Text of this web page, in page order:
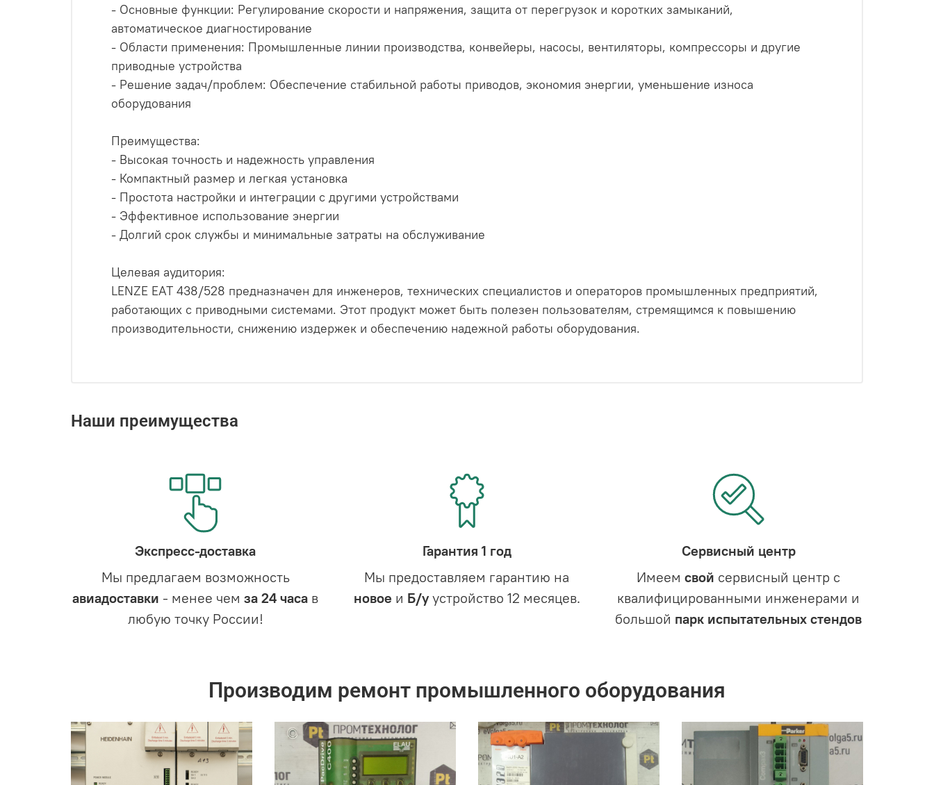
- Основные функции: Регулирование скорости и напряжения, защита от перегрузок и коротких замыканий,
автоматическое диагностирование
- Области применения: Промышленные линии производства, конвейеры, насосы, вентиляторы, компрессоры и другие
приводные устройства
- Решение задач/проблем: Обеспечение стабильной работы приводов, экономия энергии, уменьшение износа
оборудования
Преимущества:
- Высокая точность и надежность управления
- Компактный размер и легкая установка
- Простота настройки и интеграции с другими устройствами
- Эффективное использование энергии
- Долгий срок службы и минимальные затраты на обслуживание
Целевая аудитория:
LENZE EAT 438/528 предназначен для инженеров, технических специалистов и операторов промышленных предприятий,
работающих с приводными системами. Этот продукт может быть полезен пользователям, стремящимся к повышению
производительности, снижению издержек и обеспечению надежной работы оборудования.
Наши преимущества
Экспресс-доставка
Мы предлагаем возможность
авиадоставки - менее чемза 24 часа в
любую точку России!
Гарантия 1 год
Мы предоставляем гарантию на
новое и Б/уустройство 12 месяцев.
Сервисный центр
Имеемсвой сервисный центр с
квалифицированными инженерами и
большой парк испытательных стендов
Производим ремонт промышленного оборудования